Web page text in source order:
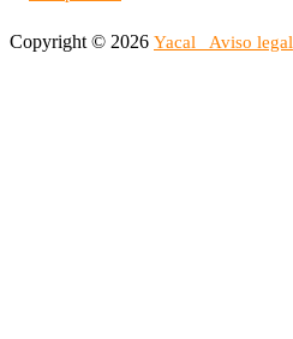
Copyright © 2026 Yacal Aviso legal